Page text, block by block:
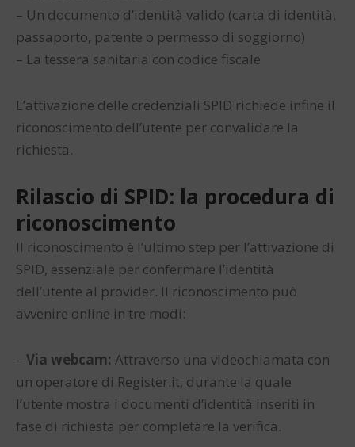
– Un documento d’identità valido (carta di identità,
passaporto, patente o permesso di soggiorno)
– La tessera sanitaria con codice fiscale
L’attivazione delle credenziali SPID richiede infine il
riconoscimento dell’utente per convalidare la
richiesta.
Rilascio di SPID: la procedura di
riconoscimento
Il riconoscimento è l’ultimo step per l’attivazione di
SPID, essenziale per confermare l’identità
dell’utente al provider. Il riconoscimento può
avvenire online in tre modi:
– Via webcam: Attraverso una videochiamata con
un operatore di Register.it, durante la quale
l’utente mostra i documenti d’identità inseriti in
fase di richiesta per completare la verifica.